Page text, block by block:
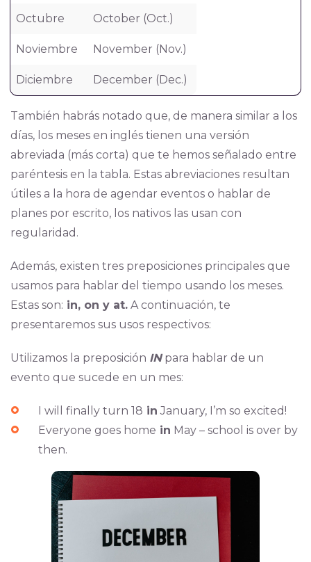
Octubre October (Oct.)
Noviembre November (Nov.)
Diciembre December (Dec.)
También habrás notado que, de manera similar a los
días, los meses en inglés tienen una versión
abreviada (más corta) que te hemos señalado entre
paréntesis en la tabla. Estas abreviaciones resultan
útiles a la hora de agendar eventos o hablar de
planes por escrito, los nativos las usan con
regularidad.
Además, existen tres preposiciones principales que
usamos para hablar del tiempo usando los meses.
Estas son: in, on y at. A continuación, te
presentaremos sus usos respectivos:
Utilizamos la preposición IN para hablar de un
evento que sucede en un mes:
I will finally turn 18 in January, I’m so excited!
Everyone goes home in May – school is over by
then.